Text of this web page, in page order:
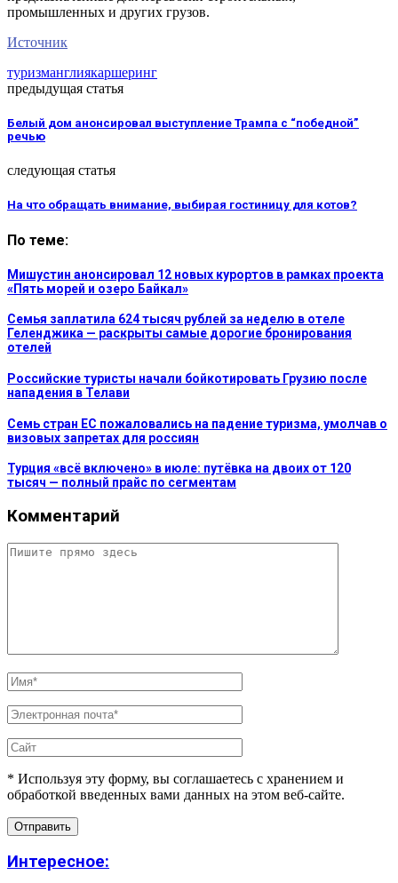
промышленных и других грузов.
Источник
туризманглиякаршеринг
предыдущая статья
Белый дом анонсировал выступление Трампа с “победной”
речью
следующая статья
На что обращать внимание, выбирая гостиницу для котов?
По теме:
Мишустин анонсировал 12 новых курортов в рамках проекта
«Пять морей и озеро Байкал»
Семья заплатила 624 тысяч рублей за неделю в отеле
Геленджика — раскрыты самые дорогие бронирования
отелей
Российские туристы начали бойкотировать Грузию после
нападения в Телави
Семь стран ЕС пожаловались на падение туризма, умолчав о
визовых запретах для россиян
Турция «всё включено» в июле: путёвка на двоих от 120
тысяч — полный прайс по сегментам
Комментарий
* Используя эту форму, вы соглашаетесь с хранением и
обработкой введенных вами данных на этом веб-сайте.
Интересное: